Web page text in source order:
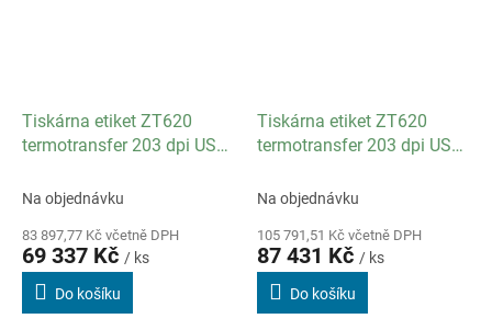
Tiskárna etiket ZT620
termotransfer 203 dpi USB
Bluetooth Navíječ Ethernet
Na objednávku
83 897,77 Kč včetně DPH
69 337 Kč / ks
Do košíku
Tiskárna etiket ZT620
termotransfer 203 dpi USB
řezačka Ethernet
Na objednávku
105 791,51 Kč včetně DPH
87 431 Kč / ks
Do košíku